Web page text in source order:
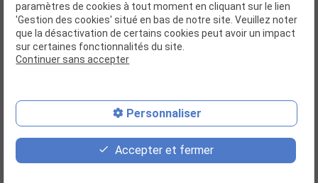
Galerie photos
Contact
place
Plan d'accès
contact_page
Contact
phone
06 64 68 11 10
paramètres de cookies à tout moment en cliquant sur le lien
'Gestion des cookies' situé en bas de notre site. Veuillez noter
que la désactivation de certains cookies peut avoir un impact
sur certaines fonctionnalités du site.
Continuer sans accepter
Personnaliser
Accepter et fermer